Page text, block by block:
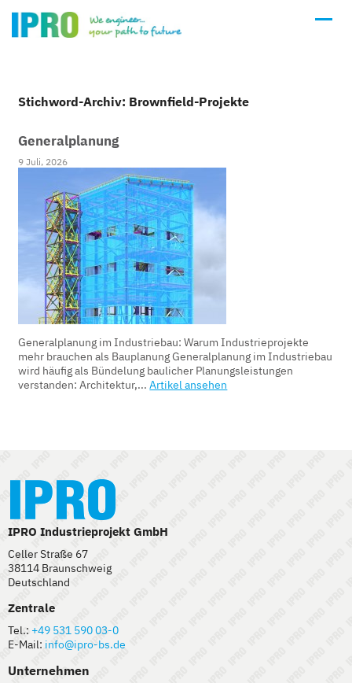
Stichword-Archiv: Brownfield-Projekte
Generalplanung
9 Juli, 2026
Generalplanung im Industriebau: Warum Industrieprojekte
mehr brauchen als Bauplanung Generalplanung im Industriebau
wird häufig als Bündelung baulicher Planungsleistungen
verstanden: Architektur,...Artikel ansehen
IPRO Industrieprojekt GmbH
Celler Straße 67
38114 Braunschweig
Deutschland
Zentrale
Tel.: +49 531 590 03-0
E-Mail: info@ipro-bs.de
Unternehmen